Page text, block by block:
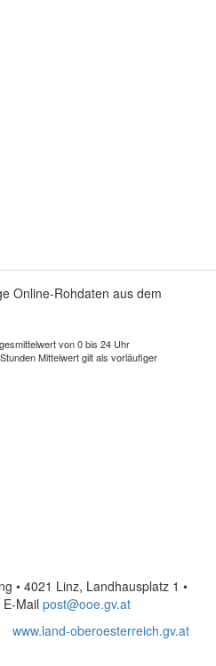
Online-Rohdaten aus dem
von 0 bis 24 Uhr
Mittelwert gilt als vorläufiger
• 4021 Linz, Landhausplatz 1 •
E-Mail post@ooe.gv.at
www.land-oberoesterreich.gv.at